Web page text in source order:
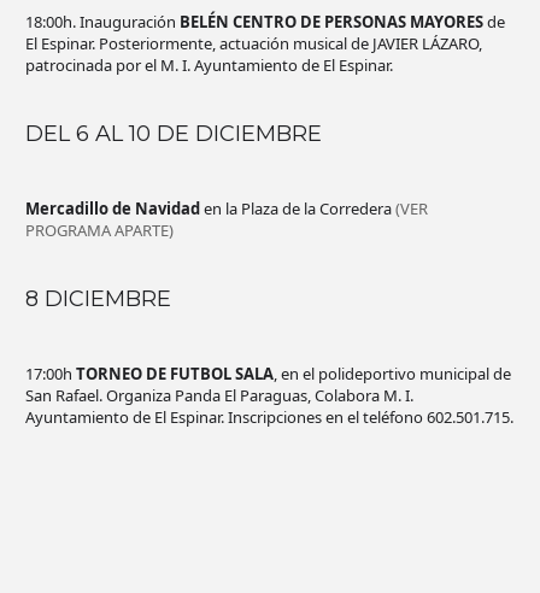
18:00h. Inauguración BELÉN CENTRO DE PERSONAS MAYORESde
El Espinar. Posteriormente, actuación musical de JAVIER LÁZARO,
patrocinada por el M. I. Ayuntamiento de El Espinar.
DEL 6 AL 10 DE DICIEMBRE
Mercadillo de Navidaden la Plaza de la Corredera(VER
PROGRAMA APARTE)
8 DICIEMBRE
17:00h TORNEO DE FUTBOL SALA, en el polideportivo municipal de
San Rafael. Organiza Panda El Paraguas, Colabora M. I.
Ayuntamiento de El Espinar. Inscripciones en el teléfono 602.501.715.